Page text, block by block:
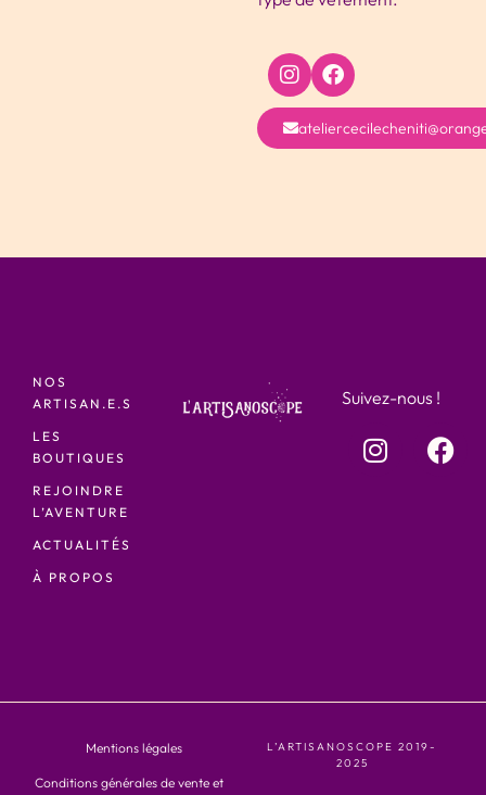
NOS
ARTISAN.E.S
LES
BOUTIQUES
REJOINDRE
L’AVENTURE
ACTUALITÉS
À PROPOS
Suivez-nous !
L’ARTISANOSCOPE 2019-
2025
Mentions légales
Conditions générales de vente et